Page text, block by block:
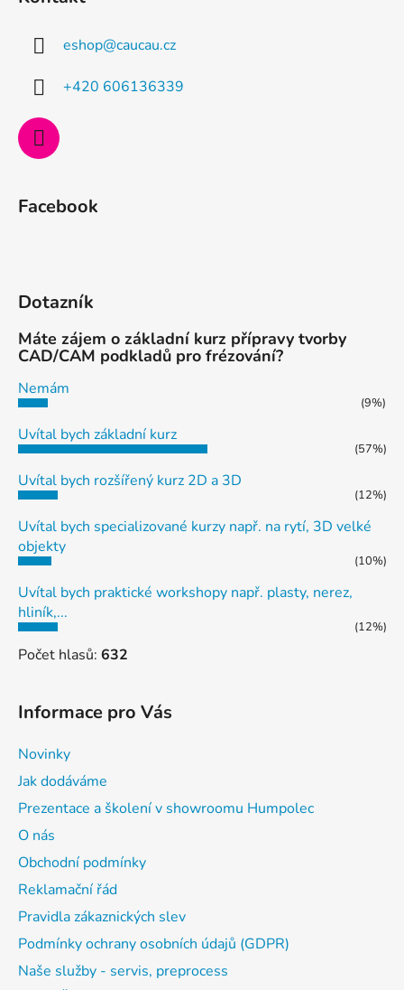
eshop@caucau.cz
+420 606136339
Facebook
Dotazník
Máte zájem o základní kurz přípravy tvorby
CAD/CAM podkladů pro frézování?
Nemám
(9%)
Uvítal bych základní kurz
(57%)
Uvítal bych rozšířený kurz 2D a 3D
(12%)
Uvítal bych specializované kurzy např. na rytí, 3D velké
objekty
(10%)
Uvítal bych praktické workshopy např. plasty, nerez,
hliník,...
(12%)
Počet hlasů: 632
Informace pro Vás
Novinky
Jak dodáváme
Prezentace a školení v showroomu Humpolec
O nás
Obchodní podmínky
Reklamační řád
Pravidla zákaznických slev
Podmínky ochrany osobních údajů (GDPR)
Naše služby - servis, preprocess